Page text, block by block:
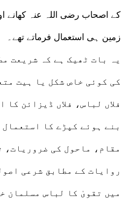
کے اصحاب رضی اللہ عنہ کھانے
زمین ہی استعمال فرماتے تھے۔
یہ بات ٹھیک ہے کہ شریعت
کی کوئی خاص شکل یا ہیت
فلاں لباس، فلاں ڈیزائن کا
بنے ہوئے کپڑے کا
مقام، ماحول کی ضروریات،
روایات کے مطابق شرعی
میں تقویٰ کا لباس مسلمان